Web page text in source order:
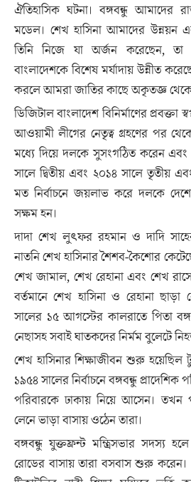
ঐতিহাসিক ঘটনা। বঙ্গবন্ধু আমাদের
মডেল। শেখ হাসিনা আমাদের উন্নয়ন
তিনি নিজে যা অর্জন করেছেন, তা
বাংলাদেশকে বিশেষ মর্যাদায় উন্নীত
করলে আমরা জাতির কাছে অকৃতজ্ঞ থেকে
ডিজিটাল বাংলাদেশ বিনির্মাণের প্রবক্তা
আওয়ামী লীগের নেতৃত্ব গ্রহণের পর
মধ্যে দিয়ে দলকে সুসংগঠিত করেন
সালে দ্বিতীয় এবং ২০১৪ সালে তৃতীয়
মত নির্বাচনে জয়লাভ করে দলকে
সক্ষম হন।
দাদা শেখ লুৎফর রহমান ও দাদি
নাতনি শেখ হাসিনার শৈশব-কৈশোর
শেখ জামাল, শেখ রেহানা এবং শেখ
বর্তমানে শেখ হাসিনা ও রেহানা
সালের ১৫ আগস্টের কালরাতে পিতা
নেছাসহ সবাই ঘাতকদের নির্মম বুলেটে
শেখ হাসিনার শিক্ষাজীবন শুরু হয়েছিল
১৯৫৪ সালের নির্বাচনে বঙ্গবন্ধু প্রাদেশিক
পরিবারকে ঢাকায় নিয়ে আসেন।
লেনে ভাড়া বাসায় ওঠেন তারা।
বঙ্গবন্ধু যুক্তফ্রন্ট মন্ত্রিসভার সদস্য
রোডের বাসায় তারা বসবাস শুরু করেন।